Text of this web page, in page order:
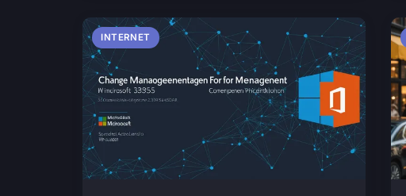
INTERNET